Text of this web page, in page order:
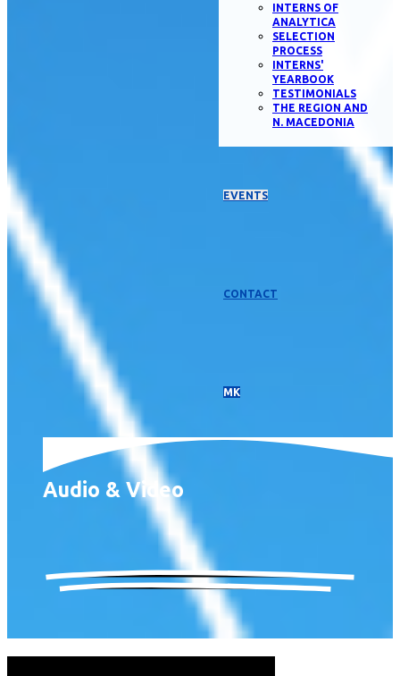
INTERNS OF
ANALYTICA
SELECTION
PROCESS
INTERNS'
YEARBOOK
TESTIMONIALS
THE REGION AND
N. MACEDONIA
EVENTS
CONTACT
МК
Audio & Video